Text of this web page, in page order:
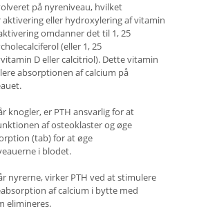
på nyreniveau, hvilket
aktivering eller hydroxylering af vitamin
omdanner det til 1, 25
(eller 1, 25
D eller calcitriol). Dette vitamin
absorptionen af ​​calcium på
knogler, er PTH ansvarlig for at
af ​​osteoklaster og øge
(tab) for at øge
i blodet.
nyrerne, virker PTH ved at stimulere
af calcium i bytte med
elimineres.